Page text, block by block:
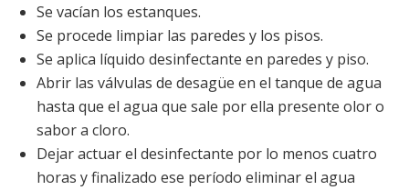
Se vacían los estanques.
Se procede limpiar las paredes y los pisos.
Se aplica líquido desinfectante en paredes y piso.
Abrir las válvulas de desagüe en el tanque de agua
hasta que el agua que sale por ella presente olor o
sabor a cloro.
Dejar actuar el desinfectante por lo menos cuatro
horas y finalizado ese período eliminar el agua